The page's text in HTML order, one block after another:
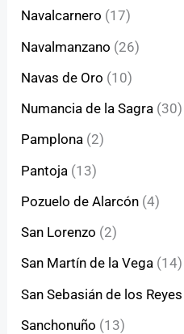
Navalcarnero (17)
Navalmanzano (26)
Navas de Oro (10)
Numancia de la Sagra (30)
Pamplona (2)
Pantoja (13)
Pozuelo de Alarcón (4)
San Lorenzo (2)
San Martín de la Vega (14)
San Sebasián de los Reyes
Sanchonuño (13)